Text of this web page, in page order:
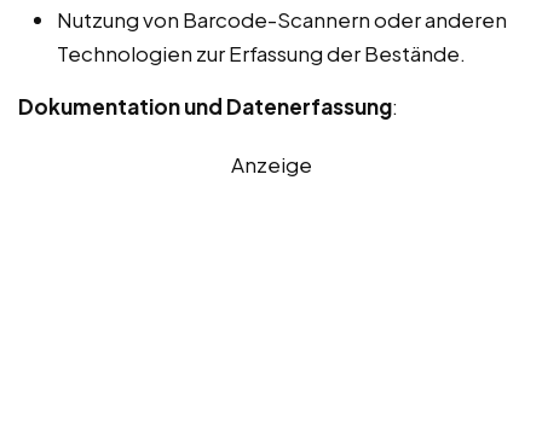
Nutzung von Barcode-Scannern oder anderen
Technologien zur Erfassung der Bestände.
Dokumentation und Datenerfassung:
Anzeige